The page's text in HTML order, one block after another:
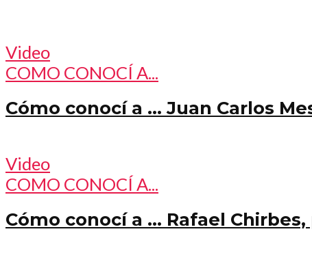
Video
COMO CONOCÍ A...
Cómo conocí a … Juan Carlos
Video
COMO CONOCÍ A...
Cómo conocí a … Rafael Chirbes,